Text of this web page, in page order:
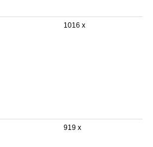
1016 x
919 x